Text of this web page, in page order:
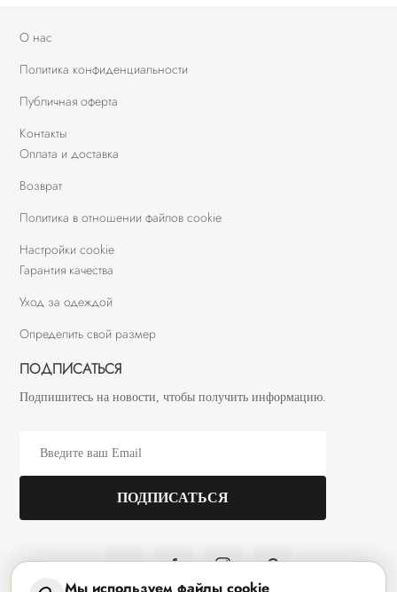
О нас
Политика конфиденциальности
Публичная оферта
Контакты
Оплата и доставка
Возврат
Политика в отношении файлов cookie
Настройки cookie
Гарантия качества
Уход за одеждой
Определить свой размер
ПОДПИСАТЬСЯ
Подпишитесь на новости, чтобы получить информацию.